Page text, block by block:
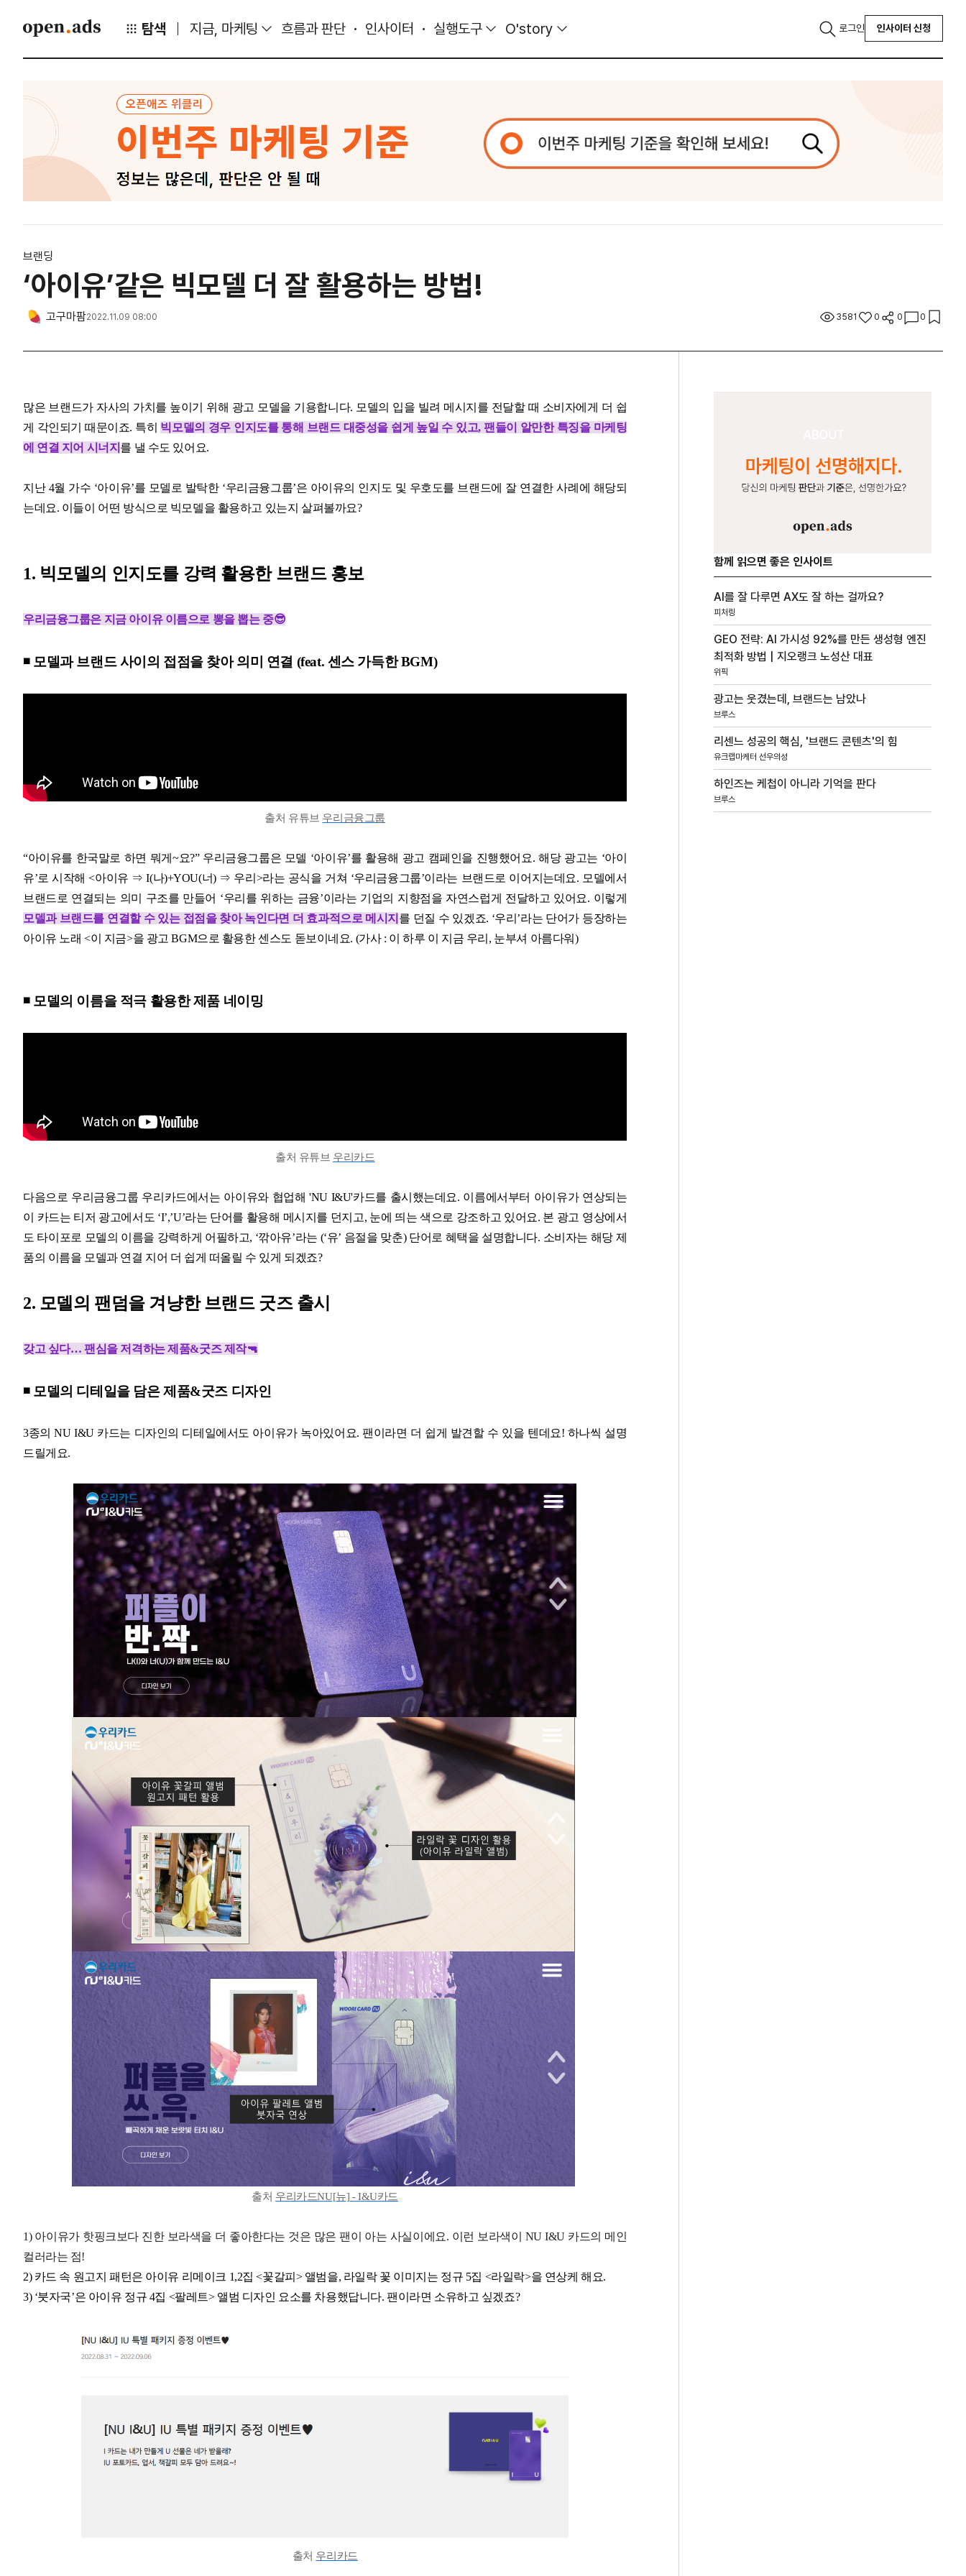
탐색 지금, 마케팅 흐름과 판단 인사이터 실행도구 O'story 로그인 인사이터 신청
브랜딩
‘아이유’같은 빅모델 더 잘 활용하는 방법!
고구마팜2022.11.09 08:00 3581 0 0 0
많은 브랜드가 자사의 가치를 높이기 위해 광고 모델을 기용합니다. 모델의 입을 빌려 메시지를 전달할 때 소비자에게 더 쉽
게 각인되기 때문이죠. 특히 빅모델의 경우 인지도를 통해 브랜드 대중성을 쉽게 높일 수 있고, 팬들이 알만한 특징을 마케팅
에 연결 지어 시너지 를 낼 수도 있어요.
지난 4월 가수 ‘아이유’를 모델로 발탁한 ‘우리금융그룹’은 아이유의 인지도 및 우호도를 브랜드에 잘 연결한 사례에 해당되
는데요. 이들이 어떤 방식으로 빅모델을 활용하고 있는지 살펴볼까요?
1. 빅모델의 인지도를 강력 활용한 브랜드 홍보
우리금융그룹은 지금 아이유 이름으로 뽕을 뽑는 중😎
◾ 모델과 브랜드 사이의 접점을 찾아 의미 연결 (feat. 센스 가득한 BGM)
출처 유튜브 우리금융그룹
“아이유를 한국말로 하면 뭐게~요?” 우리금융그룹은 모델 ‘아이유’를 활용해 광고 캠페인을 진행했어요. 해당 광고는 ‘아이
유’로 시작해 <아이유 ⇒ I(나)+YOU(너) ⇒ 우리>라는 공식을 거쳐 ‘우리금융그룹’이라는 브랜드로 이어지는데요. 모델에서
브랜드로 연결되는 의미 구조를 만들어 ‘우리를 위하는 금융’이라는 기업의 지향점을 자연스럽게 전달하고 있어요. 이렇게
모델과 브랜드를 연결할 수 있는 접점을 찾아 녹인다면 더 효과적으로 메시지 를 던질 수 있겠죠. ‘우리’라는 단어가 등장하는
아이유 노래 <이 지금>을 광고 BGM으로 활용한 센스도 돋보이네요. (가사 : 이 하루 이 지금 우리, 눈부셔 아름다워)
◾ 모델의 이름을 적극 활용한 제품 네이밍
출처 유튜브 우리카드
다음으로 우리금융그룹 우리카드에서는 아이유와 협업해 'NU I&U'카드를 출시했는데요. 이름에서부터 아이유가 연상되는
이 카드는 티저 광고에서도 ‘I’,’U’라는 단어를 활용해 메시지를 던지고, 눈에 띄는 색으로 강조하고 있어요. 본 광고 영상에서
도 타이포로 모델의 이름을 강력하게 어필하고, ‘깎아유’라는 (‘유’ 음절을 맞춘) 단어로 혜택을 설명합니다. 소비자는 해당 제
품의 이름을 모델과 연결 지어 더 쉽게 떠올릴 수 있게 되겠죠?
2. 모델의 팬덤을 겨냥한 브랜드 굿즈 출시
갖고 싶다… 팬심을 저격하는 제품&굿즈 제작🔫
◾ 모델의 디테일을 담은 제품&굿즈 디자인
3종의 NU I&U 카드는 디자인의 디테일에서도 아이유가 녹아있어요. 팬이라면 더 쉽게 발견할 수 있을 텐데요! 하나씩 설명
드릴게요.
출처 우리카드NU[뉴] - I&U카드
1) 아이유가 핫핑크보다 진한 보라색을 더 좋아한다는 것은 많은 팬이 아는 사실이에요. 이런 보라색이 NU I&U 카드의 메인
컬러라는 점!
2) 카드 속 원고지 패턴은 아이유 리메이크 1,2집 <꽃갈피> 앨범을, 라일락 꽃 이미지는 정규 5집 <라일락>을 연상케 해요.
3) ‘붓자국’은 아이유 정규 4집 <팔레트> 앨범 디자인 요소를 차용했답니다. 팬이라면 소유하고 싶겠죠?
출처 우리카드
함께 읽으면 좋은 인사이트
AI를 잘 다루면 AX도 잘 하는 걸까요?
피처링
GEO 전략: AI 가시성 92%를 만든 생성형 엔진
최적화 방법 | 지오랭크 노성산 대표
위픽
광고는 웃겼는데, 브랜드는 남았나
브루스
리센느 성공의 핵심, '브랜드 콘텐츠'의 힘
유크랩마케터 선우의성
하인즈는 케첩이 아니라 기억을 판다
브루스